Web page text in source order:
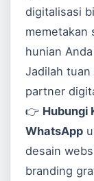
digitalisasi
memetakan
hunian
Jadilah tuan
partner
👉 Hubungi
WhatsApp
desain
branding